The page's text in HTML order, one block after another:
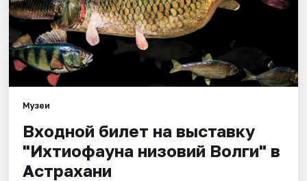
Экскурсии
Спорт
События
Города
Площадки
Музеи
Входной билет на выставку
"Ихтиофауна низовий Волги" в
Астрахани